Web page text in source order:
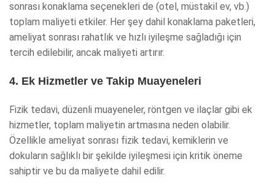
sonrası konaklama seçenekleri de (otel, müstakil ev, vb.)
toplam maliyeti etkiler. Her şey dahil konaklama paketleri,
ameliyat sonrası rahatlık ve hızlı iyileşme sağladığı için
tercih edilebilir, ancak maliyeti artırır.
4. Ek Hizmetler ve Takip Muayeneleri
Fizik tedavi, düzenli muayeneler, röntgen ve ilaçlar gibi ek
hizmetler, toplam maliyetin artmasına neden olabilir.
Özellikle ameliyat sonrası fizik tedavi, kemiklerin ve
dokuların sağlıklı bir şekilde iyileşmesi için kritik öneme
sahiptir ve bu da maliyete dahil edilir.